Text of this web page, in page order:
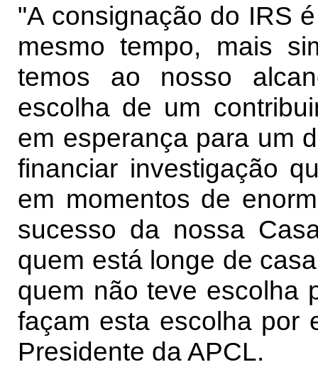
"A consignação do IRS
mesmo tempo, mais
temos ao nosso
escolha de um
em esperança para um
financiar investigação
em momentos de
sucesso da nossa
quem está longe de
quem não teve escolha
façam esta escolha por
Presidente da APCL.